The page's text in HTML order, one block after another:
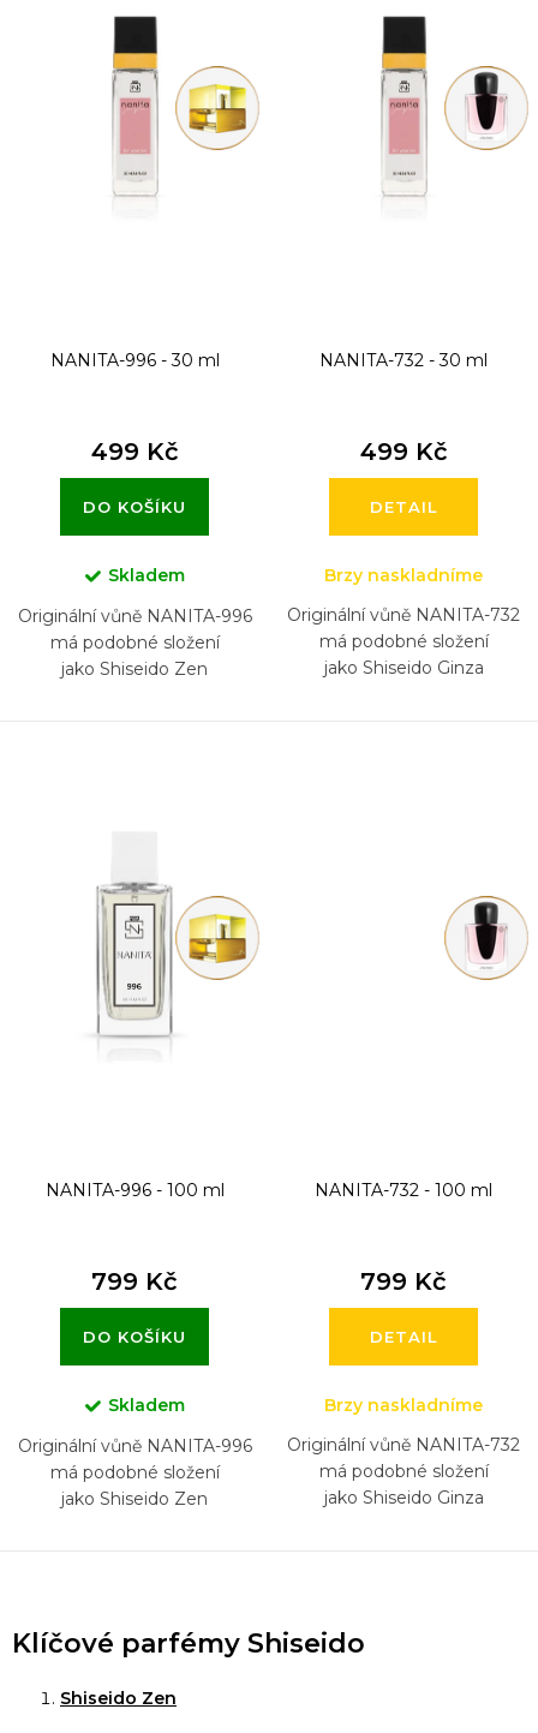
NANITA-996 - 30 ml
499 Kč
DO KOŠÍKU
Skladem
Originální vůně NANITA-996
má podobné složení
jako Shiseido Zen
NANITA-732 - 30 ml
499 Kč
DETAIL
Brzy naskladníme
Originální vůně NANITA-732
má podobné složení
jako Shiseido Ginza
NANITA-996 - 100 ml
799 Kč
DO KOŠÍKU
Skladem
Originální vůně NANITA-996
má podobné složení
jako Shiseido Zen
NANITA-732 - 100 ml
799 Kč
DETAIL
Brzy naskladníme
Originální vůně NANITA-732
má podobné složení
jako Shiseido Ginza
v
Klíčové parfémy Shiseido
Shiseido Zen